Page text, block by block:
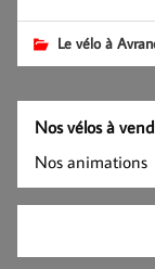
Le vélo à
Nos vélos à
Nos animations